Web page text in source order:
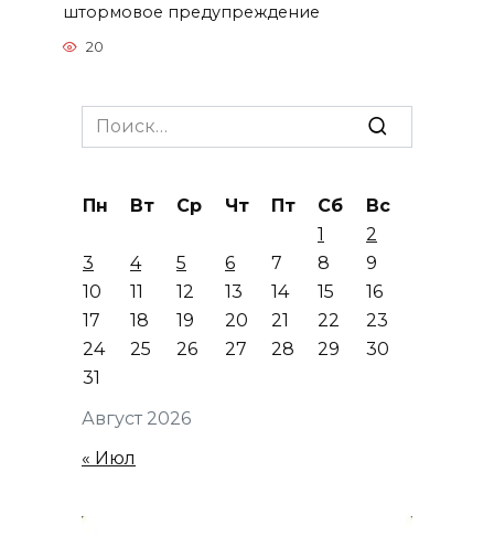
штормовое предупреждение
20
Search
for:
Август 2026
Пн Вт Ср Чт Пт Сб
Вс
1
2
3
4 5 6 7 8
9
10
11 12 13 14 15
16
17
18 19 20 21 22
23
24
25 26 27 28 29
30
31
« Июл